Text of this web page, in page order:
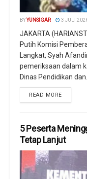
BYYUNSIGAR 3 JULI
JAKARTA
Putih Komisi
Langkat, Syah
pemeriksaan dalam
Dinas Pendidikan dan...
READ MORE
5 Peserta
Tetap Lanjut